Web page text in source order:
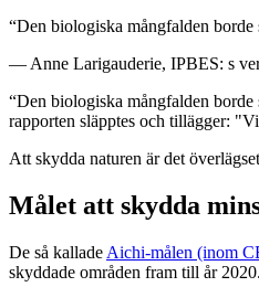
“Den biologiska mångfalden
— Anne Larigauderie, IPBES: s
“Den biologiska mångfalden borde
rapporten släpptes och tillägger:
Att skydda naturen är det
Målet att skydda
De så kallade Aichi-målen (inom
skyddade områden fram till år